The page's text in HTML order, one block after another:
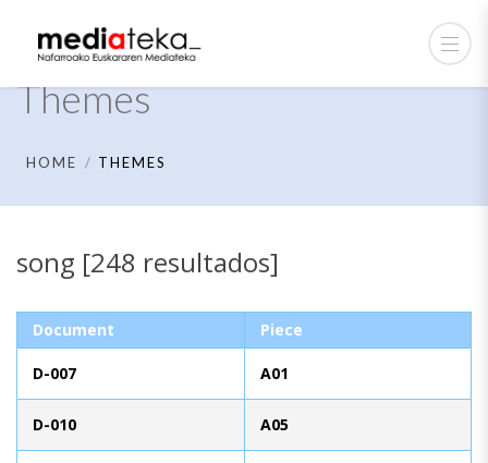
Themes
HOME THEMES
song [248 resultados]
Document Piece
D-007 A01
D-010 A05